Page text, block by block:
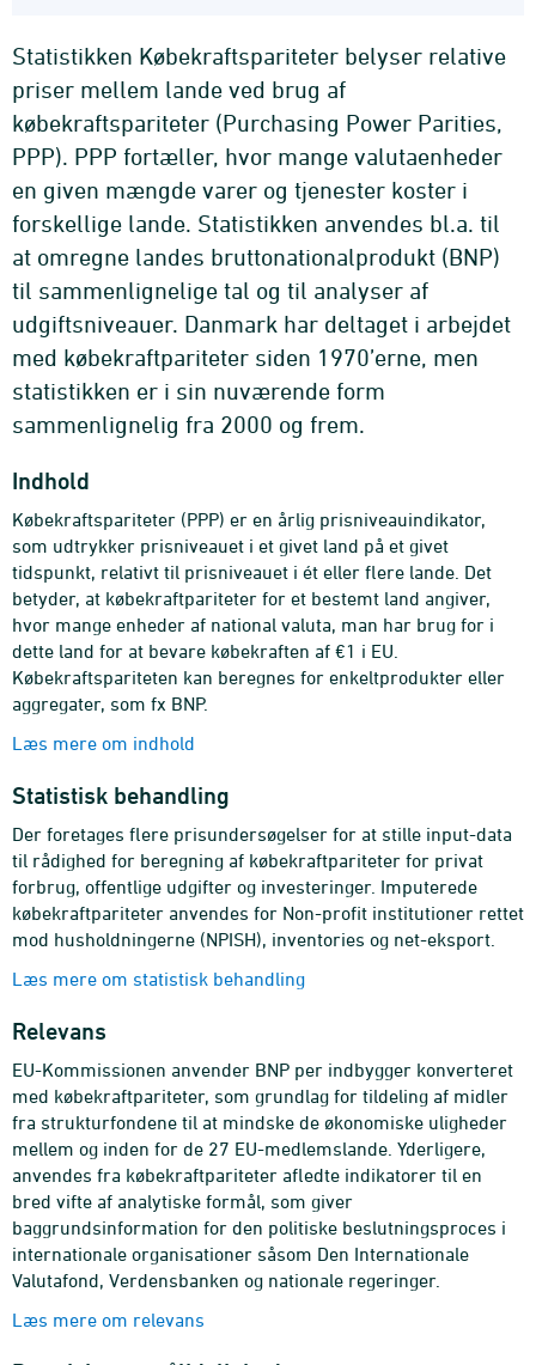
Statistikken Købekraftspariteter belyser relative
priser mellem lande ved brug af
købekraftspariteter (Purchasing Power Parities,
PPP). PPP fortæller, hvor mange valutaenheder
en given mængde varer og tjenester koster i
forskellige lande. Statistikken anvendes bl.a. til
at omregne landes bruttonationalprodukt (BNP)
til sammenlignelige tal og til analyser af
udgiftsniveauer. Danmark har deltaget i arbejdet
med købekraftpariteter siden 1970’erne, men
statistikken er i sin nuværende form
sammenlignelig fra 2000 og frem.
Indhold
Købekraftspariteter (PPP) er en årlig prisniveauindikator,
som udtrykker prisniveauet i et givet land på et givet
tidspunkt, relativt til prisniveauet i ét eller flere lande. Det
betyder, at købekraftpariteter for et bestemt land angiver,
hvor mange enheder af national valuta, man har brug for i
dette land for at bevare købekraften af €1 i EU.
Købekraftspariteten kan beregnes for enkeltprodukter eller
aggregater, som fx BNP.
Læs mere om indhold
Statistisk behandling
Der foretages flere prisundersøgelser for at stille input-data
til rådighed for beregning af købekraftpariteter for privat
forbrug, offentlige udgifter og investeringer. Imputerede
købekraftpariteter anvendes for Non-profit institutioner rettet
mod husholdningerne (NPISH), inventories og net-eksport.
Læs mere om statistisk behandling
Relevans
EU-Kommissionen anvender BNP per indbygger konverteret
med købekraftpariteter, som grundlag for tildeling af midler
fra strukturfondene til at mindske de økonomiske uligheder
mellem og inden for de 27 EU-medlemslande. Yderligere,
anvendes fra købekraftpariteter afledte indikatorer til en
bred vifte af analytiske formål, som giver
baggrundsinformation for den politiske beslutningsproces i
internationale organisationer såsom Den Internationale
Valutafond, Verdensbanken og nationale regeringer.
Læs mere om relevans